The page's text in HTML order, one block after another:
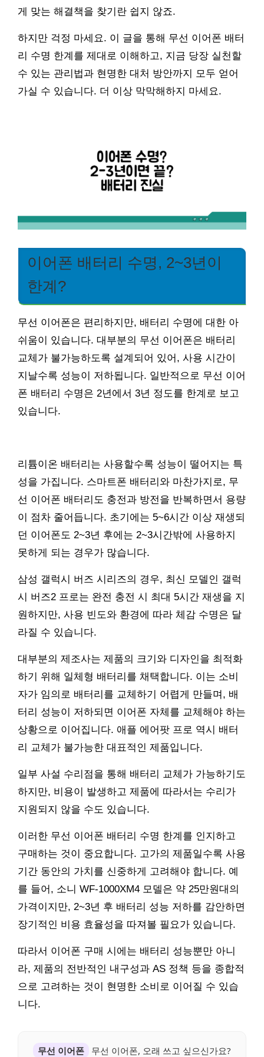
게 맞는 해결책을 찾기란 쉽지 않죠.
하지만 걱정 마세요. 이 글을 통해 무선 이어폰 배터
리 수명 한계를 제대로 이해하고, 지금 당장 실천할
수 있는 관리법과 현명한 대처 방안까지 모두 얻어
가실 수 있습니다. 더 이상 막막해하지 마세요.
이어폰 배터리 수명, 2~3년이
한계?
무선 이어폰은 편리하지만, 배터리 수명에 대한 아
쉬움이 있습니다. 대부분의 무선 이어폰은 배터리
교체가 불가능하도록 설계되어 있어, 사용 시간이
지날수록 성능이 저하됩니다. 일반적으로 무선 이어
폰 배터리 수명은 2년에서 3년 정도를 한계로 보고
있습니다.
리튬이온 배터리는 사용할수록 성능이 떨어지는 특
성을 가집니다. 스마트폰 배터리와 마찬가지로, 무
선 이어폰 배터리도 충전과 방전을 반복하면서 용량
이 점차 줄어듭니다. 초기에는 5~6시간 이상 재생되
던 이어폰도 2~3년 후에는 2~3시간밖에 사용하지
못하게 되는 경우가 많습니다.
삼성 갤럭시 버즈 시리즈의 경우, 최신 모델인 갤럭
시 버즈2 프로는 완전 충전 시 최대 5시간 재생을 지
원하지만, 사용 빈도와 환경에 따라 체감 수명은 달
라질 수 있습니다.
대부분의 제조사는 제품의 크기와 디자인을 최적화
하기 위해 일체형 배터리를 채택합니다. 이는 소비
자가 임의로 배터리를 교체하기 어렵게 만들며, 배
터리 성능이 저하되면 이어폰 자체를 교체해야 하는
상황으로 이어집니다. 애플 에어팟 프로 역시 배터
리 교체가 불가능한 대표적인 제품입니다.
일부 사설 수리점을 통해 배터리 교체가 가능하기도
하지만, 비용이 발생하고 제품에 따라서는 수리가
지원되지 않을 수도 있습니다.
이러한 무선 이어폰 배터리 수명 한계를 인지하고
구매하는 것이 중요합니다. 고가의 제품일수록 사용
기간 동안의 가치를 신중하게 고려해야 합니다. 예
를 들어, 소니 WF-1000XM4 모델은 약 25만원대의
가격이지만, 2~3년 후 배터리 성능 저하를 감안하면
장기적인 비용 효율성을 따져볼 필요가 있습니다.
따라서 이어폰 구매 시에는 배터리 성능뿐만 아니
라, 제품의 전반적인 내구성과 AS 정책 등을 종합적
으로 고려하는 것이 현명한 소비로 이어질 수 있습
니다.
무선 이어폰 무선 이어폰, 오래 쓰고 싶으신가요?